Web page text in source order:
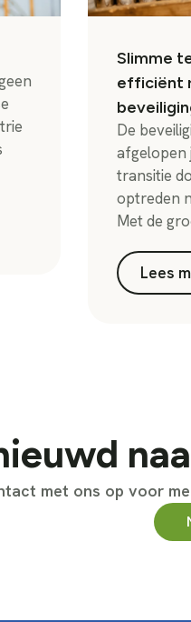
Slimme
efficiënt
De
afgelopen
transitie
optreden
Met de
Lees
met ons op voor